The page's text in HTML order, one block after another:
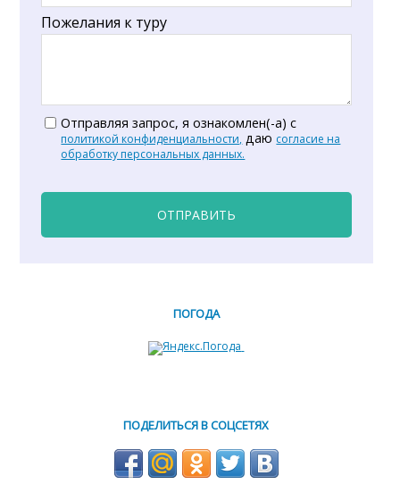
Пожелания к туру
Отправляя запрос, я ознакомлен(-а) с
политикой конфиденциальности, даю согласие на
обработку персональных данных.
ОТПРАВИТЬ
ПОГОДА
ПОДЕЛИТЬСЯ В СОЦСЕТЯХ